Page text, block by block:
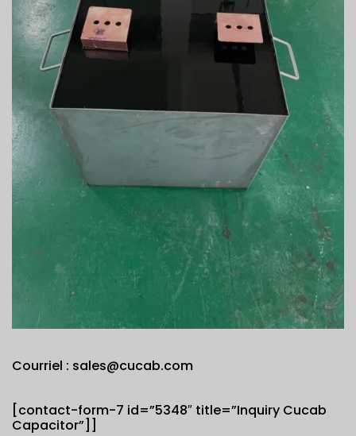
Courriel : sales@cucab.com
[contact-form-7 id=”5348″ title=”Inquiry Cucab
Capacitor”]]